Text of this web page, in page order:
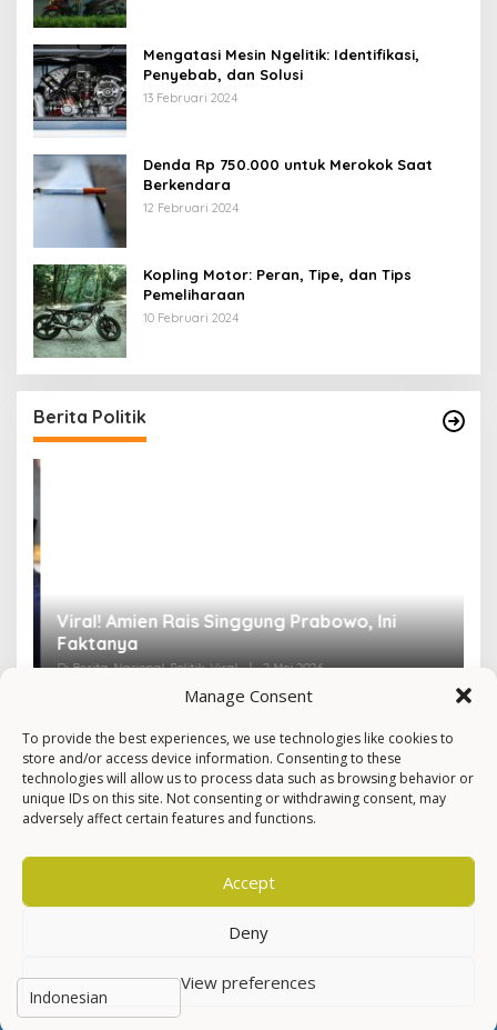
Manage Consent
To provide the best experiences, we use technologies like cookies to
store and/or access device information. Consenting to these
technologies will allow us to process data such as browsing behavior or
unique IDs on this site. Not consenting or withdrawing consent, may
adversely affect certain features and functions.
Accept
Deny
View preferences
Mengatasi Mesin Ngelitik: Identifikasi,
Penyebab, dan Solusi
13 Februari 2024
Denda Rp 750.000 untuk Merokok Saat
Berkendara
12 Februari 2024
Kopling Motor: Peran, Tipe, dan Tips
Pemeliharaan
10 Februari 2024
Berita Politik
Viral! Amien Rais Singgung Prabowo, Ini
Faktanya
Di Berita, Nasional, Politik, Viral | 2 Mei 2026 Di
Hak Cipta © Newkarma
Privacy Policy & Terms of Service
Indeks Berita